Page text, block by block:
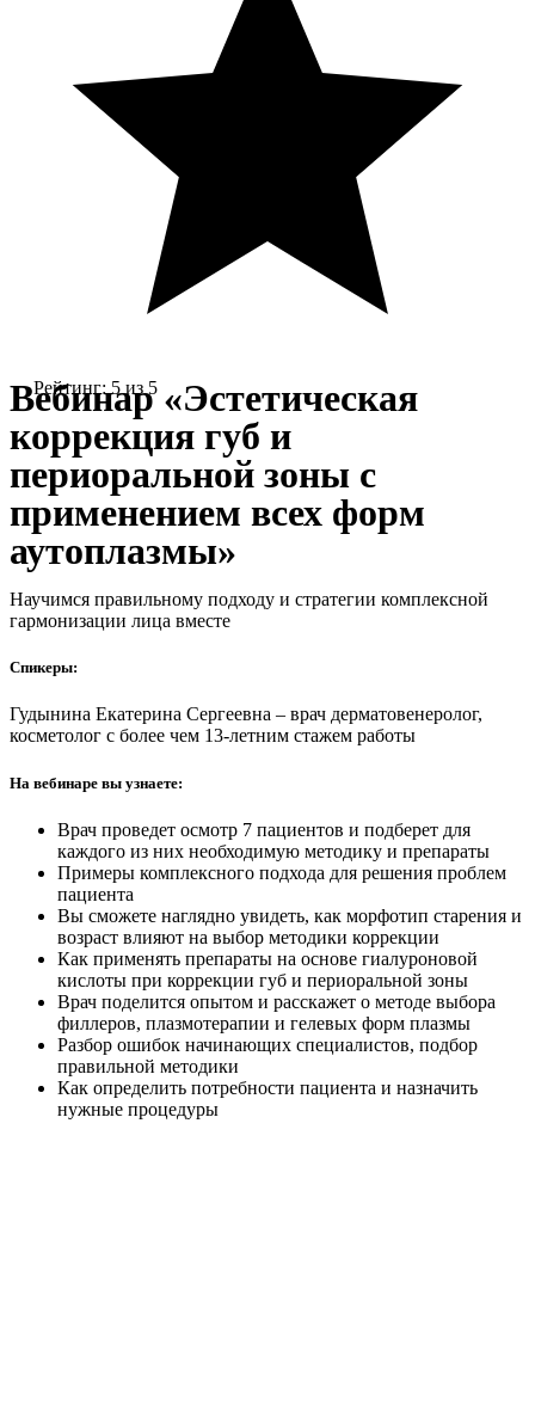
Рейтинг: 5 из 5
Вебинар «Эстетическая
коррекция губ и
периоральной зоны с
применением всех форм
аутоплазмы»
Научимся правильному подходу и стратегии комплексной
гармонизации лица вместе
Спикеры:
Гудынина Екатерина Сергеевна – врач дерматовенеролог,
косметолог с более чем 13-летним стажем работы
На вебинаре вы узнаете:
Врач проведет осмотр 7 пациентов и подберет для
каждого из них необходимую методику и препараты
Примеры комплексного подхода для решения проблем
пациента
Вы сможете наглядно увидеть, как морфотип старения и
возраст влияют на выбор методики коррекции
Как применять препараты на основе гиалуроновой
кислоты при коррекции губ и периоральной зоны
Врач поделится опытом и расскажет о методе выбора
филлеров, плазмотерапии и гелевых форм плазмы
Разбор ошибок начинающих специалистов, подбор
правильной методики
Как определить потребности пациента и назначить
нужные процедуры